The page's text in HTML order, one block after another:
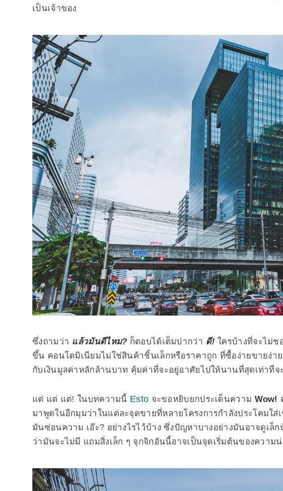
เป็นเจ้าของ
ซึ่งถามว่า แล้วมันดีไหม? ก็ตอบได้เต็มปากว่า ดี!ใครบ้างที่จะไม่ช
ขึ้น คอนโดมิเนียมไม่ใช่สินค้าชิ้นเล็กหรือราคาถูก ที่ซื้อง่ายขายง่า
กับเงินมูลค่าหลักล้านบาท คุ้มค่าที่จะอยู่อาศัยไปให้นานที่สุดเท่าที่จ
แต่ แต่ แต่! ในบทความนี้ Esto จะขอหยิบยกประเด็นความ Wow!
มาพูดในอีกมุมว่าในแต่ละจุดขายที่หลายโครงการกำลังประโคมใ
มันซ่อนความ เอ๊ะ? อย่างไรไว้บ้าง ซึ่งปัญหาบางอย่างมันอาจดูเล็
ว่ามันจะไม่มี แถมสิ่งเล็ก ๆ จุกจิกอันนี้อาจเป็นจุดเริ่มต้นของความ